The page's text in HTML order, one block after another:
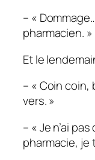
– «
pharmacien. »
Et le
– « Coin coin,
vers. »
– « Je n’ai
pharmacie, je